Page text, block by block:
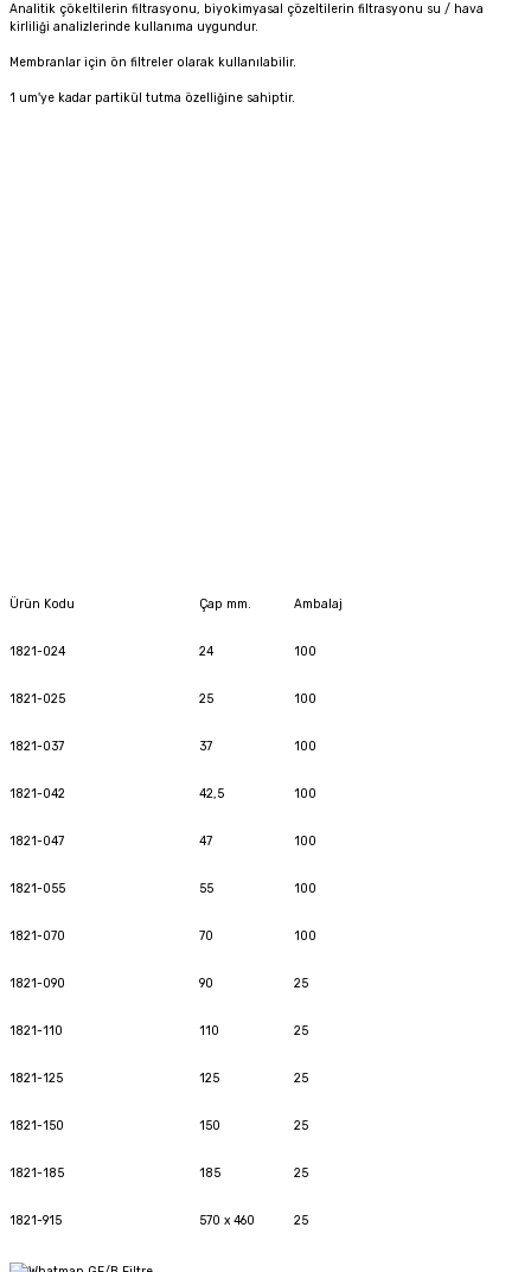
Analitik çökeltilerin filtrasyonu, biyokimyasal çözeltilerin filtrasyonu su / hava
kirliliği analizlerinde kullanıma uygundur.
Membranlar için ön filtreler olarak kullanılabilir.
1 um'ye kadar partikül tutma özelliğine sahiptir.
Ürün Kodu Çap mm. Ambalaj
1821-024 24 100
1821-025 25 100
1821-037 37 100
1821-042 42,5 100
1821-047 47 100
1821-055 55 100
1821-070 70 100
1821-090 90 25
1821-110 110 25
1821-125 125 25
1821-150 150 25
1821-185 185 25
1821-915 570 x 460 25